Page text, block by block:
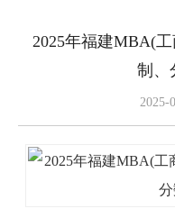
2025年福建MBA(
制、
2025-